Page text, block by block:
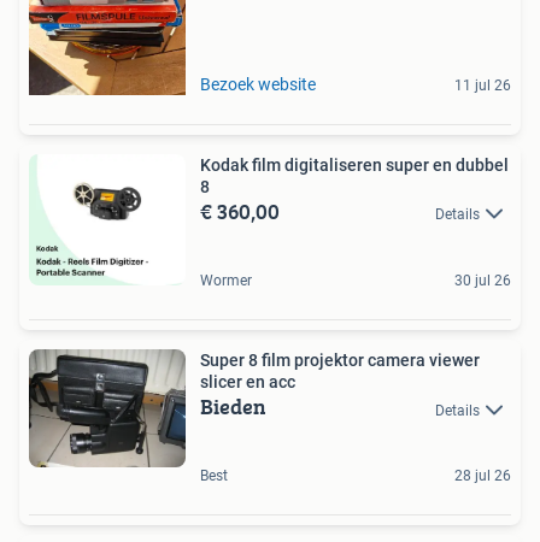
Bezoek website 11 jul 26
Kodak film digitaliseren super en dubbel
8
€ 360,00 Details
Wormer 30 jul 26
Super 8 film projektor camera viewer
slicer en acc
Bieden Details
Best 28 jul 26